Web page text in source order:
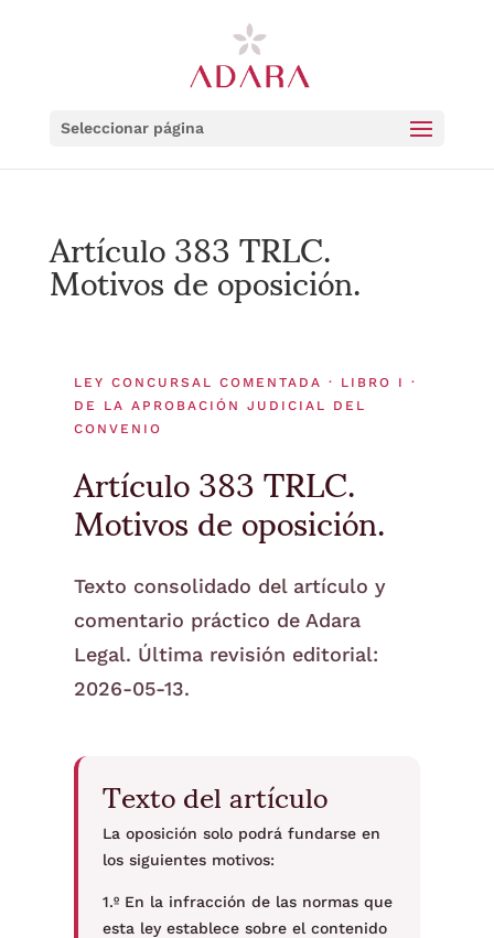
Seleccionar página
Artículo 383 TRLC.
Motivos de oposición.
LEY CONCURSAL COMENTADA · LIBRO I ·
DE LA APROBACIÓN JUDICIAL DEL
CONVENIO
Artículo 383 TRLC.
Motivos de oposición.
Texto consolidado del artículo y
comentario práctico de Adara
Legal. Última revisión editorial:
2026-05-13.
Texto del artículo
La oposición solo podrá fundarse en
los siguientes motivos:
1.º En la infracción de las normas que
esta ley establece sobre el contenido